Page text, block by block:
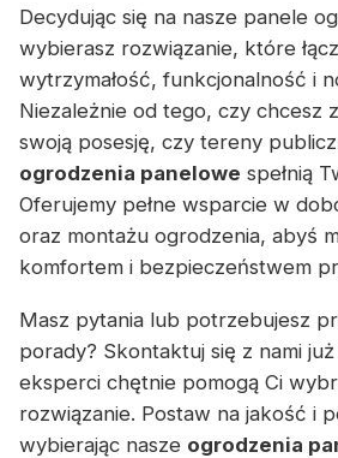
Decydując się na nasze panele
wybierasz rozwiązanie, które
wytrzymałość, funkcjonalność i
Niezależnie od tego, czy chcesz
swoją posesję, czy tereny
ogrodzenia panelowe spełnią
Oferujemy pełne wsparcie w
oraz montażu ogrodzenia, abyś
komfortem i bezpieczeństwem
Masz pytania lub potrzebujesz
porady? Skontaktuj się z nami
eksperci chętnie pomogą Ci
rozwiązanie. Postaw na jakość i
wybierając nasze ogrodzenia